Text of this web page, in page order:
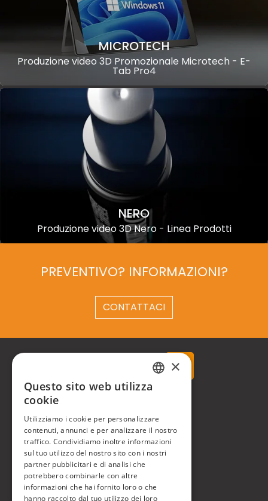
MICROTECH
Produzione video 3D Promozionale Microtech - E-
Tab Pro4
NERO
Produzione video 3D Nero - Linea Prodotti
PREVENTIVO? INFORMAZIONI?
CONTATTACI
P.zzale Arduino, 11 - Milano (MI)
Phone+39 0248519908
E-mail info@realtimegroup.it
P. IVA / C.F. 02794870960
×
Questo sito web utilizza
cookie
Utilizziamo i cookie per personalizzare
contenuti, annunci e per analizzare il nostro
traffico. Condividiamo inoltre informazioni
sul tuo utilizzo del nostro sito con i nostri
partner pubblicitari e di analisi che
potrebbero combinarle con altre
informazioni che hai fornito loro o che
hanno raccolto dal tuo utilizzo dei loro